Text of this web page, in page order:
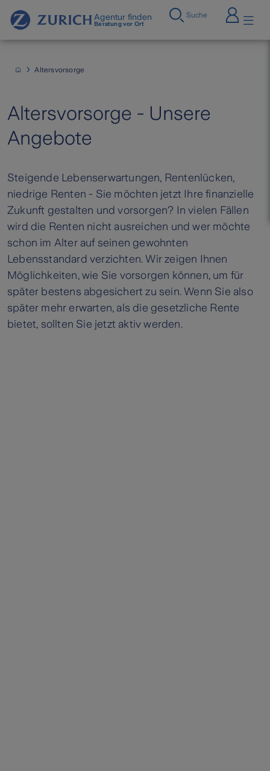
Agentur finden
Beratung vor Ort
Suche
Altersvorsorge
Altersvorsorge - Unsere
Angebote
Steigende Lebenserwartungen, Rentenlücken,
niedrige Renten - Sie möchten jetzt Ihre finanzielle
Zukunft gestalten und vorsorgen? In vielen Fällen
wird die Renten nicht ausreichen und wer möchte
schon im Alter auf seinen gewohnten
Lebensstandard verzichten. Wir zeigen Ihnen
Möglichkeiten, wie Sie vorsorgen können, um für
später bestens abgesichert zu sein. Wenn Sie also
später mehr erwarten, als die gesetzliche Rente
bietet, sollten Sie jetzt aktiv werden.